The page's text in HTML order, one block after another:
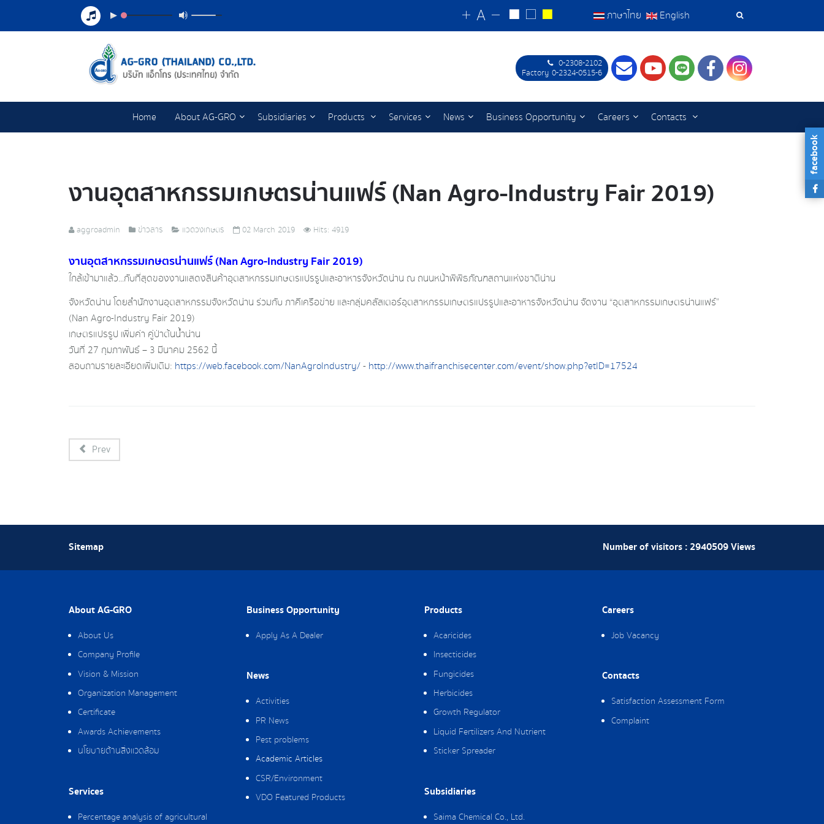
Search
ภาษาไทย English
0-2308-2102
Factory 0-2324-0515-6
ContactYoutube
LINEFacebookInstagram
Home About AG-GRO Subsidiaries Products Services News Business Opportunity Careers Contacts
งานอุตสาหกรรมเกษตรน่านแฟร์ (Nan Agro-Industry Fair 2019)
aggroadmin ข่าวสาร แวดวงเกษตร 02 March 2019 Hits: 4919
งานอุตสาหกรรมเกษตรน่านแฟร์ (Nan Agro-Industry Fair 2019)
ใกล้เข้ามาแล้ว...กับที่สุดของงานแสดงสินค้าอุตสาหกรรมเกษตรแปรรูปและอาหารจังหวัดน่าน ณ ถนนหน้าพิพิธภัณฑสถานแห่งชาติน่าน
จังหวัดน่าน โดยสำนักงานอุตสาหกรรมจังหวัดน่าน ร่วมกับ ภาคีเครือข่าย และกลุ่มคลัสเตอร์อุตสาหกรรมเกษตรแปรรูปและอาหารจังหวัดน่าน จัดงาน “อุตสาหกรรมเกษตรน่านแฟร์”
(Nan Agro-Industry Fair 2019)
เกษตรแปรรูป เพิ่มค่า คู่ป่าต้นน้ำน่าน
วันที่ 27 กุมภาพันธ์ – 3 มีนาคม 2562 นี้
สอบถามรายละเอียดเพิ่มเติม: https://web.facebook.com/NanAgroIndustry/- http://www.thaifranchisecenter.com/event/show.php?etID=17524
Prev
Number of visitors :2940509Views
Sitemap
About AG-GRO
About Us
Company Profile
Vision & Mission
Organization Management
Certificate
Awards Achievements
นโยบายด้านสิ่งแวดล้อม
Services
Percentage analysis of agricultural
Business Opportunity
Apply As A Dealer
News
Activities
PR News
Pest problems
Academic Articles
CSR/Environment
VDO Featured Products
Products
Acaricides
Insecticides
Fungicides
Herbicides
Growth Regulator
Liquid Fertilizers And Nutrient
Sticker Spreader
Subsidiaries
Saima Chemical Co., Ltd.
Careers
Job Vacancy
Contacts
Satisfaction Assessment Form
Complaint
facebook